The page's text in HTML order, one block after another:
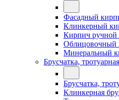
Фасадный
Клинкерный
Кирпич ручной
Облицовочный
Минеральный
Брусчатка,
Брусчатка,
Клинкерная